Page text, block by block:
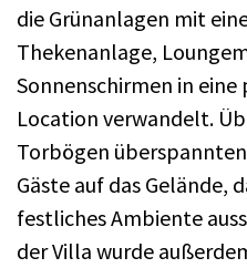
die Grünanlagen mit
Thekenanlage,
Sonnenschirmen in
Location verwandelt.
Torbögen
Gäste auf das Gelände,
festliches Ambiente
der Villa wurde